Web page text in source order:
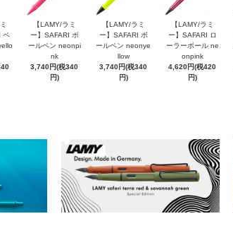
ペ
【LAMY/ラミ
ー】SAFARI ボ
ールペン neonpi
nk
3,740円(税340
円)
【LAMY/ラミ
ー】SAFARI ボ
ールペン neonye
llow
3,740円(税340
円)
【LAMY/ラミ
ー】SAFARI ロ
ーラーボール ne
onpink
4,620円(税420
円)